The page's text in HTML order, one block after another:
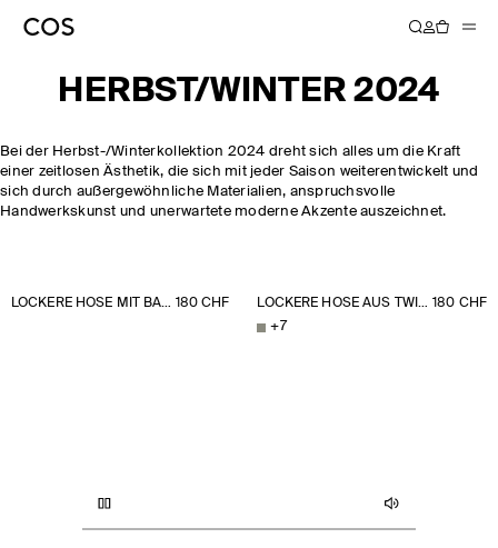
HERBST/WINTER 2024
Bei der Herbst-/Winterkollektion 2024 dreht sich alles um die Kraft
einer zeitlosen Ästhetik, die sich mit jeder Saison weiterentwickelt und
sich durch außergewöhnliche Materialien, anspruchsvolle
Handwerkskunst und unerwartete moderne Akzente auszeichnet.
LOCKERE HOSE MIT BARREL-BEIN UND NADELSTREIFEN 180 CHF LOCKERE HOSE AUS TWILL MIT WEITEM BEIN 180 CHF
+7